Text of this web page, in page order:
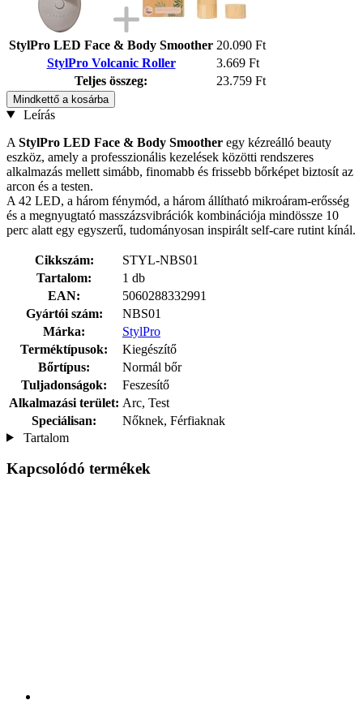
StylPro LED Face & Body Smoother 20.090 Ft
StylPro Volcanic Roller
3.669 Ft
Teljes összeg:
23.759 Ft
Mindkettő a kosárba
Leírás
A StylPro LED Face & Body Smoother egy kézreálló beauty
eszköz, amely a professzionális kezelések közötti rendszeres
alkalmazás mellett simább, finomabb és frissebb bőrképet biztosít az
arcon és a testen.
A 42 LED, a három fénymód, a három állítható mikroáram-erősség
és a megnyugtató masszázsvibrációk kombinációja mindössze 10
perc alatt egy egyszerű, tudományosan inspirált self-care rutint kínál.
Cikkszám:
STYL-NBS01
Tartalom:
1 db
EAN:
5060288332991
Gyártói szám:
NBS01
Márka:
StylPro
Terméktípusok:
Kiegészítő
Bőrtípus:
Normál bőr
Tuljadonságok:
Feszesítő
Alkalmazási terület: Arc, Test
Speciálisan:
Nőknek, Férfiaknak
Tartalom
Kapcsolódó termékek